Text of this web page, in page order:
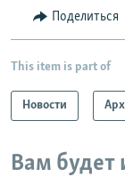
Поделиться
This item is part of
Новости
Вам будет